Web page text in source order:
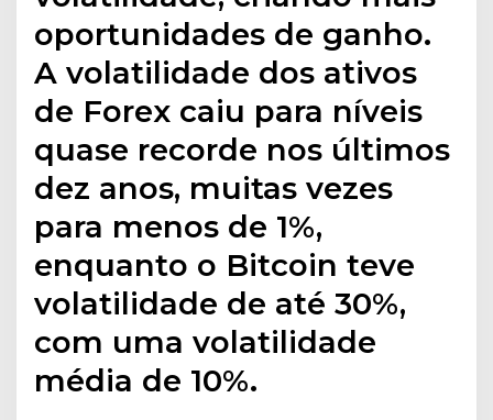
oportunidades de ganho.
A volatilidade dos ativos
de Forex caiu para níveis
quase recorde nos últimos
dez anos, muitas vezes
para menos de 1%,
enquanto o Bitcoin teve
volatilidade de até 30%,
com uma volatilidade
média de 10%.